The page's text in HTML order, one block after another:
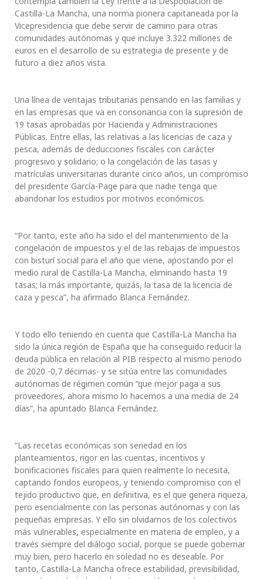
Castilla-La Mancha, una norma pionera capitaneada por la
Vicepresidencia que debe servir de camino para otras
comunidades autónomas y que incluye 3.322 millones de
euros en el desarrollo de su estrategia de presente y de
futuro a diez años vista.
Una línea de ventajas tributarias pensando en las familias y
en las empresas que va en consonancia con la supresión de
19 tasas aprobadas por Hacienda y Administraciones
Públicas. Entre ellas, las relativas a las licencias de caza y
pesca, además de deducciones fiscales con carácter
progresivo y solidario; o la congelación de las tasas y
matrículas universitarias durante cinco años, un compromiso
del presidente García-Page para que nadie tenga que
abandonar los estudios por motivos económicos.
“Por tanto, este año ha sido el del mantenimiento de la
congelación de impuestos y el de las rebajas de impuestos
con bisturí social para el año que viene, apostando por el
medio rural de Castilla-La Mancha, eliminando hasta 19
tasas; la más importante, quizás, la tasa de la licencia de
caza y pesca”, ha afirmado Blanca Fernández.
Y todo ello teniendo en cuenta que Castilla-La Mancha ha
sido la única región de España que ha conseguido reducir la
deuda pública en relación al PIB respecto al mismo periodo
de 2020 -0,7 décimas- y se sitúa entre las comunidades
autónomas de régimen común “que mejor paga a sus
proveedores, ahora mismo lo hacemos a una media de 24
días”, ha apuntado Blanca Fernández.
“Las recetas económicas son seriedad en los
planteamientos, rigor en las cuentas, incentivos y
bonificaciones fiscales para quien realmente lo necesita,
captando fondos europeos, y teniendo compromiso con el
tejido productivo que, en definitiva, es el que genera riqueza,
pero esencialmente con las personas autónomas y con las
pequeñas empresas. Y ello sin olvidarnos de los colectivos
más vulnerables, especialmente en materia de empleo, y a
través siempre del diálogo social, porque se puede gobernar
muy bien, pero hacerlo en soledad no es deseable. Por
tanto, Castilla-La Mancha ofrece estabilidad, previsibilidad,